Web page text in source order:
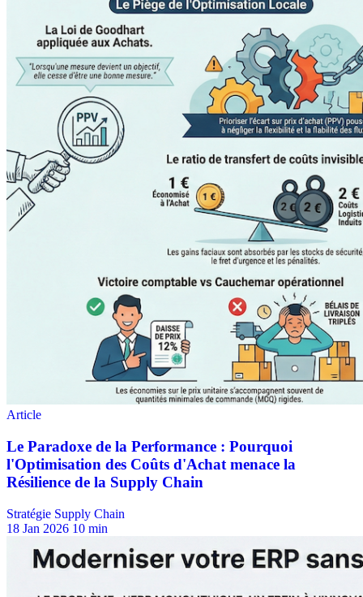
Stratégie Supply Chain
18 Jan 2026 10 min